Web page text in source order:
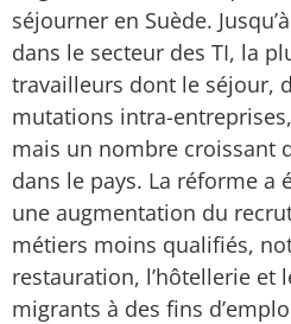
séjourner en Suède.
dans le secteur des TI, la
travailleurs dont le séjour,
mutations intra-
mais un nombre croissant
dans le pays. La réforme a
une augmentation du
métiers moins qualifiés,
restauration, l’hôtellerie et
migrants à des fins